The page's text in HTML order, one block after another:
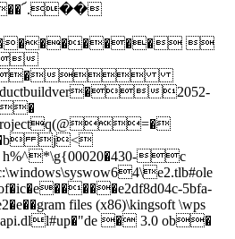


2052-
j<
c
5bfa-
files (x86)\kingsoft \wps
� 3.0 ob�